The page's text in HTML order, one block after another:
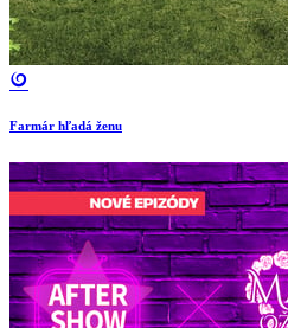
Farmár hľadá ženu